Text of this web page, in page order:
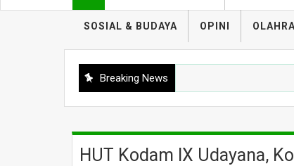
SOSIAL & BUDAYA OPINI
Breaking News
HUT Kodam IX Udayana,